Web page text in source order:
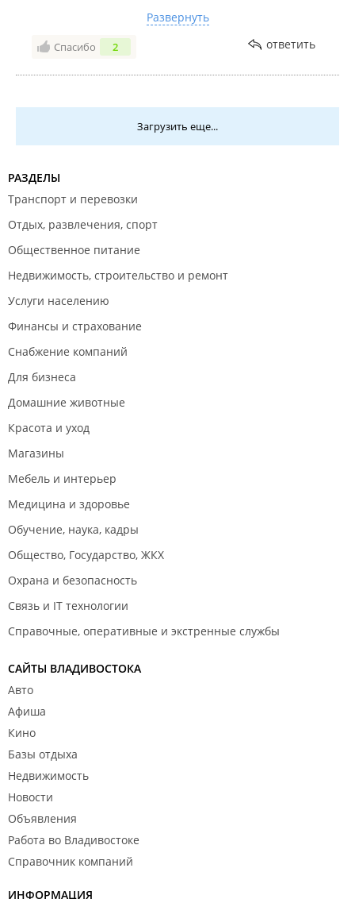
важнее всего, полностью взяла на себя всю
волокиту с ипотекой.
документам. Нам не пришлось вникать в
на шаг впереди. Это тот редкий случай, когда
покупка недвижимости проходит вообще без
Если хотите заехать в новый дом быстро и с легким
сердцем — очень рекомендую Марию. Спасибо за
наш новый дом
Развернуть
Спасибо 2 ответить
Загрузить еще...
РАЗДЕЛЫ
Транспорт и перевозки
Отдых, развлечения, спорт
Общественное питание
Недвижимость, строительство и ремонт
Услуги населению
Финансы и страхование
Снабжение компаний
Для бизнеса
Домашние животные
Красота и уход
Магазины
Мебель и интерьер
Медицина и здоровье
Обучение, наука, кадры
Общество, Государство, ЖКХ
Охрана и безопасность
Связь и IT технологии
Справочные, оперативные и экстренные службы
САЙТЫ ВЛАДИВОСТОКА
Авто
Афиша
Кино
Базы отдыха
Недвижимость
Новости
Объявления
Работа во Владивостоке
Справочник компаний
ИНФОРМАЦИЯ